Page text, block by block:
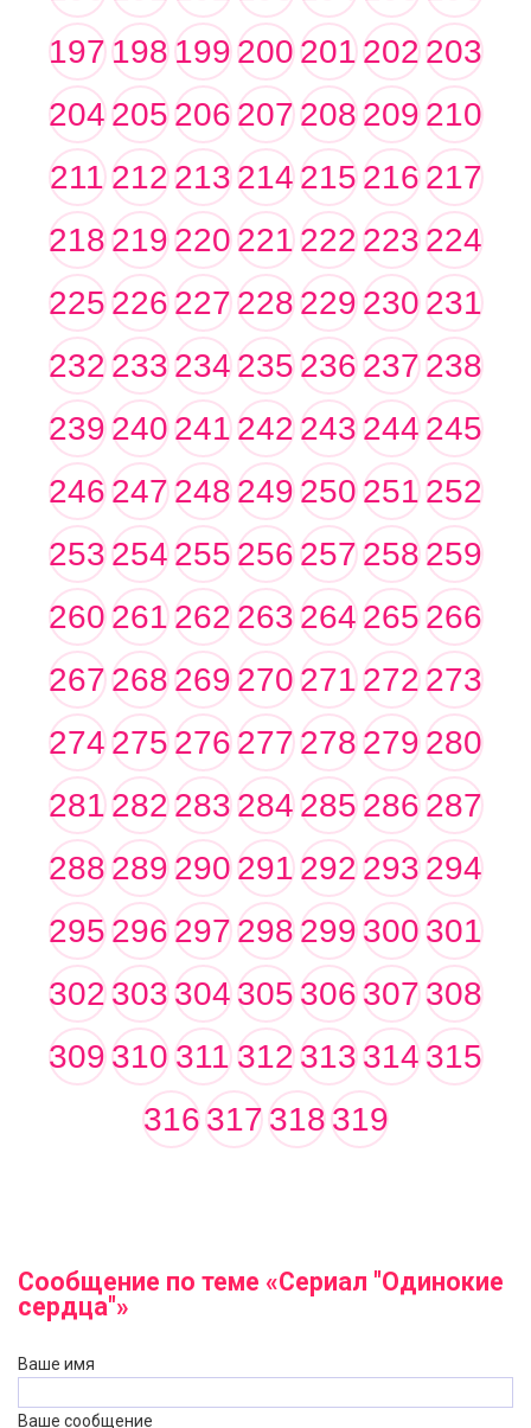
197198199200201202203
204205206207208209210
211212213214215216217
218219220221222223224
225226227228229230231
232233234235236237238
239240241242243244245
246247248249250251252
253254255256257258259
260261262263264265266
267268269270271272273
274275276277278279280
281282283284285286287
288289290291292293294
295296297298299300301
302303304305306307308
309310311312313314315
316317318319
Сообщение по теме «Сериал "Одинокие
сердца"»
Ваше имя
Ваше сообщение